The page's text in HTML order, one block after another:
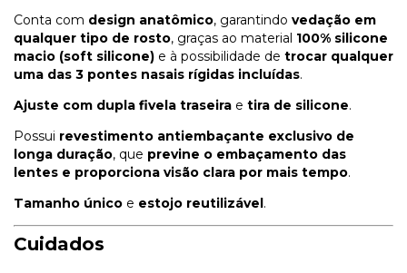
Conta com design anatômico, garantindo vedação em
qualquer tipo de rosto, graças ao material 100% silicone
macio (soft silicone) e à possibilidade de trocar qualquer
uma das 3 pontes nasais rígidas incluídas.
Ajuste com dupla fivela traseira e tira de silicone.
Possui revestimento antiembaçante exclusivo de
longa duração, que previne o embaçamento das
lentes e proporciona visão clara por mais tempo.
Tamanho único e estojo reutilizável .
Cuidados